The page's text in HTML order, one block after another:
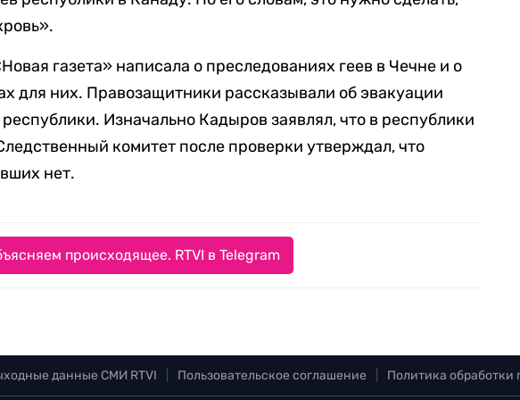
газета» написала о преследованиях геев в Чечне и о
для них. Правозащитники рассказывали об эвакуации
Изначально Кадыров заявлял, что в республики
комитет после проверки утверждал, что
нет.
происходящее. RTVI в Telegram
данные СМИ RTVI Пользовательское соглашение Политика